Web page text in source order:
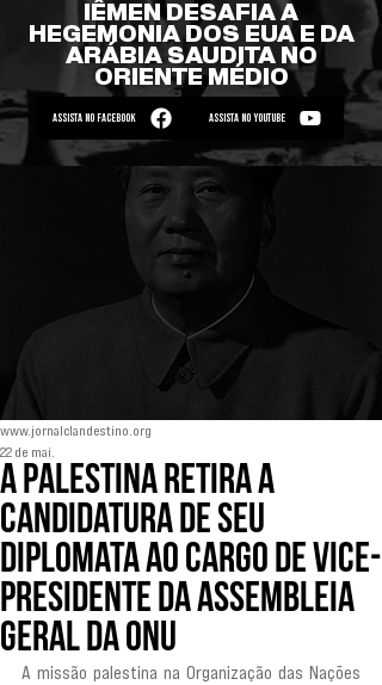
IÊMEN DESAFIA A
HEGEMONIA DOS EUA E DA
ARÁBIA SAUDITA NO
ORIENTE MÉDIO
ASSISTA NO FACEBOOK ASSISTA NO YOUTUBE
A Palestina retira a
candidatura de seu
diplomata ao cargo de vice-
presidente da Assembleia
Geral da ONU
www.jornalclandestino.org
22 de mai.
A missão palestina na Organização das Nações